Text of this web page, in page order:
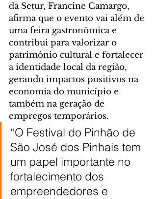
da Setur, Francine Camargo,
afirma que o evento vai além de
uma feira gastronômica e
contribui para valorizar o
patrimônio cultural e fortalecer
a identidade local da região,
gerando impactos positivos na
economia do município e
também na geração de
empregos temporários.
“O Festival do Pinhão de
São José dos Pinhais tem
um papel importante no
fortalecimento dos
empreendedores e